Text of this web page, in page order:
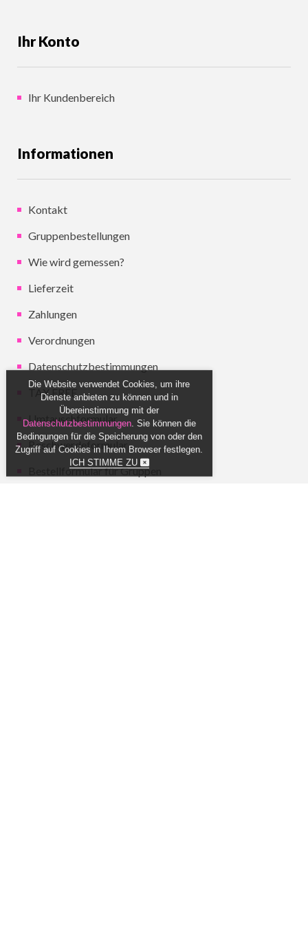
Ihr Konto
Ihr Kundenbereich
Informationen
Kontakt
Gruppenbestellungen
Wie wird gemessen?
Lieferzeit
Zahlungen
Verordnungen
Datenschutzbestimmungen
TAX FREE
Umtauschformular
Beschwerdeformular
Bestellformular für Gruppen
Die Website verwendet Cookies, um ihre
Dienste anbieten zu können und in
Übereinstimmung mit der
Datenschutzbestimmungen. Sie können die
Bedingungen für die Speicherung von oder den
Zugriff auf Cookies in Ihrem Browser festlegen.
ICH STIMME ZU